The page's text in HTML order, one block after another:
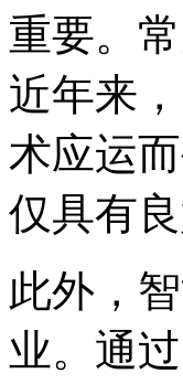
重要。
近年来
术应运
仅具有
此外，
业。通